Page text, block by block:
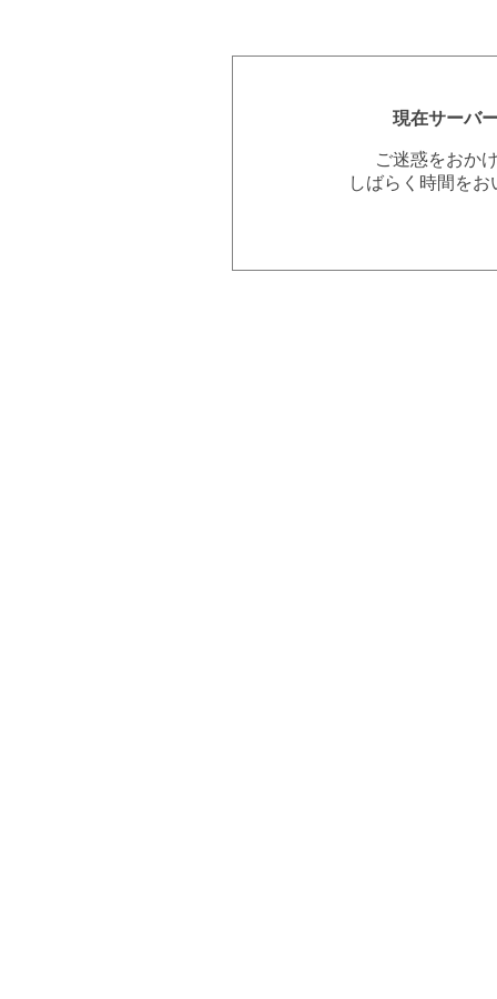
現在サーバ
ご迷惑をおか
しばらく時間を